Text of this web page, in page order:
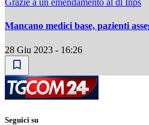
Grazie a un emendamento al dl Inps
Mancano medici base, pazienti
28 Giu 2023 - 16:26
Seguici su